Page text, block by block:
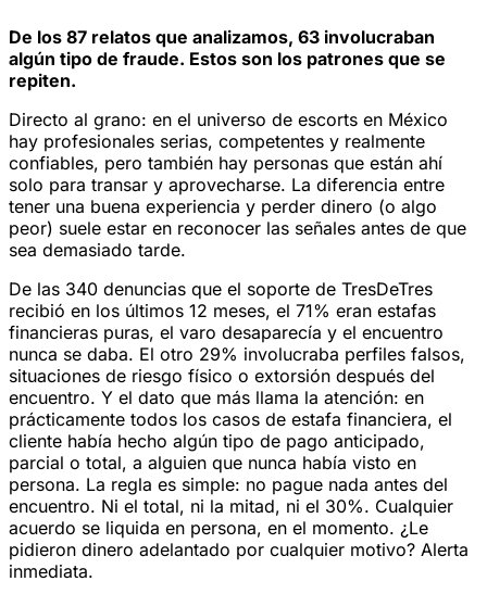
De los 87 relatos que analizamos, 63 involucraban
algún tipo de fraude. Estos son los patrones que se
repiten.
Directo al grano: en el universo de escorts en México
hay profesionales serias, competentes y realmente
confiables, pero también hay personas que están ahí
solo para transar y aprovecharse. La diferencia entre
tener una buena experiencia y perder dinero (o algo
peor) suele estar en reconocer las señales antes de que
sea demasiado tarde.
De las 340 denuncias que el soporte de TresDeTres
recibió en los últimos 12 meses, el 71% eran estafas
financieras puras, el varo desaparecía y el encuentro
nunca se daba. El otro 29% involucraba perfiles falsos,
situaciones de riesgo físico o extorsión después del
encuentro. Y el dato que más llama la atención: en
prácticamente todos los casos de estafa financiera, el
cliente había hecho algún tipo de pago anticipado,
parcial o total, a alguien que nunca había visto en
persona. La regla es simple: no pague nada antes del
encuentro. Ni el total, ni la mitad, ni el 30%. Cualquier
acuerdo se liquida en persona, en el momento. ¿Le
pidieron dinero adelantado por cualquier motivo? Alerta
inmediata.